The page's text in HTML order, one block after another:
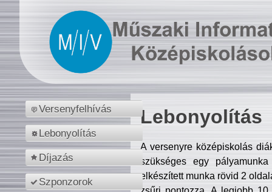
Versenyfelhívás
Lebonyolítás
Díjazás
Szponzorok
Lebonyolítás
A versenyre középiskolás
szükséges egy
elkészített munka rövid 2